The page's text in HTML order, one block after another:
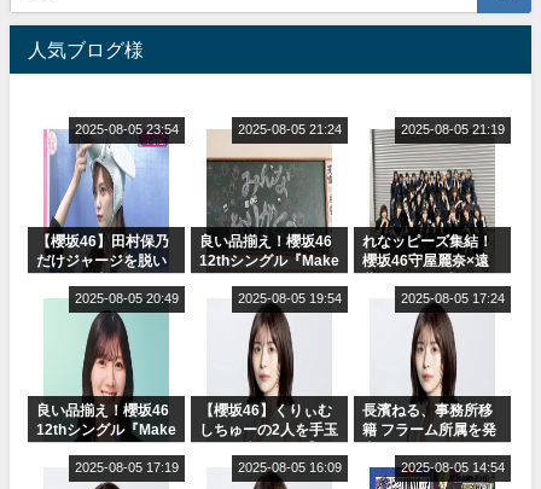
人気ブログ様
【櫻坂46】田村保乃
だけジャージを脱い
2025-08-05 23:54
良い品揃え！櫻坂46
12thシングル『Make
ャルグッズ絶賛販売
2025-08-05 21:24
れなッピーズ集結！
櫻坂46守屋麗奈×遠
ット！」水曜スタジ
オ出演決定
2025-08-05 21:19
良い品揃え！櫻坂46
12thシングル『Make
ャルグッズ絶賛販売
2025-08-05 20:49
【櫻坂46】くりぃむ
しちゅーの2人を手玉
りぃむナンタラ】
2025-08-05 19:54
長濱ねる、事務所移
籍 フラーム所属を発
2025-08-05 17:24
2025-08-05 17:19 2025-08-05 16:09 2025-08-05 14:54